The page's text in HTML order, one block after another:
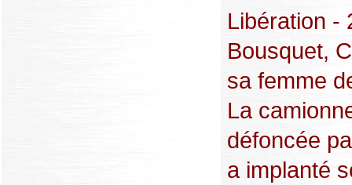
Libération -
Bousquet,
sa femme
La
défoncée
a implanté